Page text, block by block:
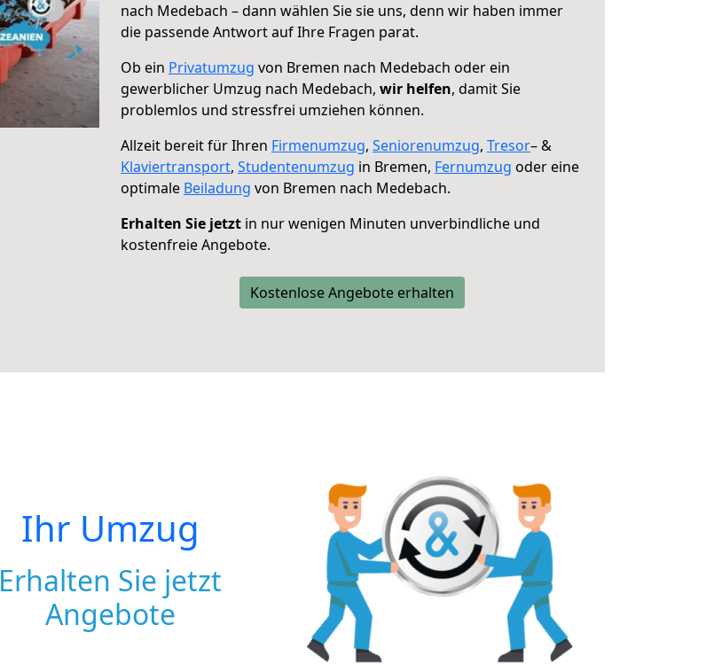
nach Medebach – dann wählen Sie sie uns, denn wir haben immer
die passende Antwort auf Ihre Fragen parat.
Ob ein Privatumzug von Bremen nach Medebach oder ein
gewerblicher Umzug nach Medebach, wir helfen, damit Sie
problemlos und stressfrei umziehen können.
Allzeit bereit für Ihren Firmenumzug, Seniorenumzug, Tresor– &
Klaviertransport, Studentenumzug in Bremen, Fernumzug oder eine
optimale Beiladung von Bremen nach Medebach.
Erhalten Sie jetzt in nur wenigen Minuten unverbindliche und
kostenfreie Angebote.
Kostenlose Angebote erhalten
Ihr Umzug
Erhalten Sie jetzt
Angebote